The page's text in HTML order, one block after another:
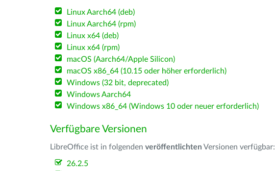
Linux Aarch64 (deb)
Linux Aarch64 (rpm)
Linux x64 (deb)
Linux x64 (rpm)
macOS (Aarch64/Apple Silicon)
macOS x86_64 (10.15 oder höher erforderlich)
Windows (32 bit, deprecated)
Windows Aarch64
Windows x86_64 (Windows 10 oder neuer erforderlich)
Verfügbare Versionen
LibreOffice ist in folgenden veröffentlichten Versionen verfügbar:
26.2.5